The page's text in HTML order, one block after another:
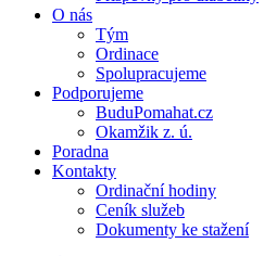
O nás
Tým
Ordinace
Spolupracujeme
Podporujeme
BuduPomahat.cz
Okamžik z. ú.
Poradna
Kontakty
Ordinační hodiny
Ceník služeb
Dokumenty ke stažení